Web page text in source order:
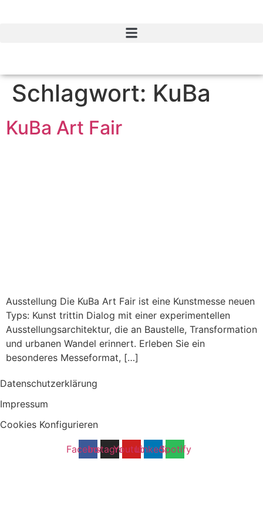
Schlagwort: KuBa
KuBa Art Fair
Ausstellung Die KuBa Art Fair ist eine Kunstmesse neuen
Typs: Kunst trittin Dialog mit einer experimentellen
Ausstellungsarchitektur, die an Baustelle, Transformation
und urbanen Wandel erinnert. Erleben Sie ein
besonderes Messeformat, […]
Datenschutzerklärung
Impressum
Cookies Konfigurieren
FacebookInstagramYoutubeLinkedinSpotify